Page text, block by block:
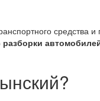
разборки